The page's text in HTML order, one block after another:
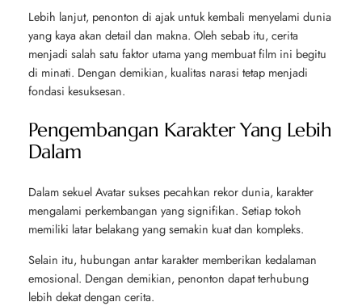
Lebih lanjut, penonton di ajak untuk kembali menyelami dunia
yang kaya akan detail dan makna. Oleh sebab itu, cerita
menjadi salah satu faktor utama yang membuat film ini begitu
di minati. Dengan demikian, kualitas narasi tetap menjadi
fondasi kesuksesan.
Pengembangan Karakter Yang Lebih
Dalam
Dalam sekuel Avatar sukses pecahkan rekor dunia, karakter
mengalami perkembangan yang signifikan. Setiap tokoh
memiliki latar belakang yang semakin kuat dan kompleks.
Selain itu, hubungan antar karakter memberikan kedalaman
emosional. Dengan demikian, penonton dapat terhubung
lebih dekat dengan cerita.